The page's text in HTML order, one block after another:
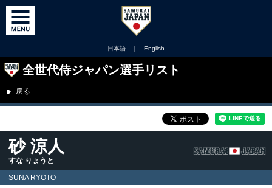
日本語 ｜ English
全世代侍ジャパン選手リスト
戻る
砂 涼人
すな りょうと
SUNA RYOTO